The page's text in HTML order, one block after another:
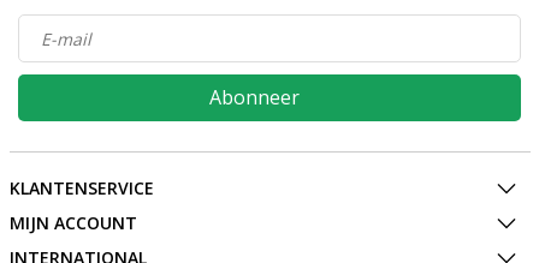
Abonneer
KLANTENSERVICE
MIJN ACCOUNT
INTERNATIONAL